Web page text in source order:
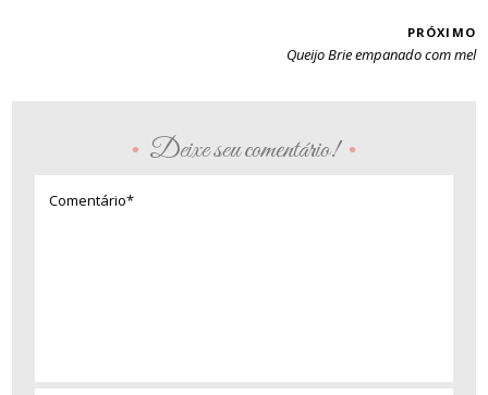
PRÓXIMO
Queijo Brie empanado com mel
• Deixe seu comentário! •